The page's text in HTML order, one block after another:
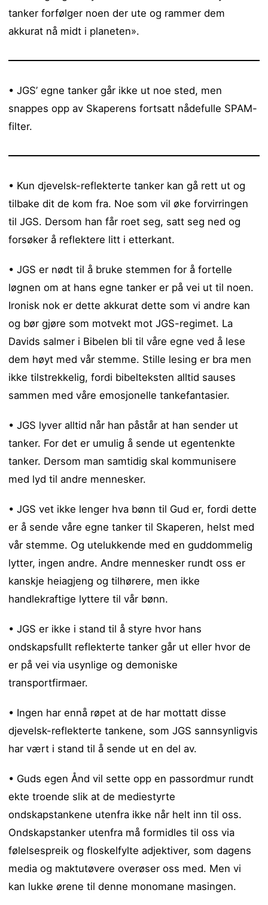
tanker forfølger noen der ute og rammer dem
akkurat nå midt i planeten».
• JGS’ egne tanker går ikke ut noe sted, men
snappes opp av Skaperens fortsatt nådefulle SPAM-
filter.
• Kun djevelsk-reflekterte tanker kan gå rett ut og
tilbake dit de kom fra. Noe som vil øke forvirringen
til JGS. Dersom han får roet seg, satt seg ned og
forsøker å reflektere litt i etterkant.
• JGS er nødt til å bruke stemmen for å fortelle
løgnen om at hans egne tanker er på vei ut til noen.
Ironisk nok er dette akkurat dette som vi andre kan
og bør gjøre som motvekt mot JGS-regimet. La
Davids salmer i Bibelen bli til våre egne ved å lese
dem høyt med vår stemme. Stille lesing er bra men
ikke tilstrekkelig, fordi bibelteksten alltid sauses
sammen med våre emosjonelle tankefantasier.
• JGS lyver alltid når han påstår at han sender ut
tanker. For det er umulig å sende ut egentenkte
tanker. Dersom man samtidig skal kommunisere
med lyd til andre mennesker.
• JGS vet ikke lenger hva bønn til Gud er, fordi dette
er å sende våre egne tanker til Skaperen, helst med
vår stemme. Og utelukkende med en guddommelig
lytter, ingen andre. Andre mennesker rundt oss er
kanskje heiagjeng og tilhørere, men ikke
handlekraftige lyttere til vår bønn.
• JGS er ikke i stand til å styre hvor hans
ondskapsfullt reflekterte tanker går ut eller hvor de
er på vei via usynlige og demoniske
transportfirmaer.
• Ingen har ennå røpet at de har mottatt disse
djevelsk-reflekterte tankene, som JGS sannsynligvis
har vært i stand til å sende ut en del av.
• Guds egen Ånd vil sette opp en passordmur rundt
ekte troende slik at de mediestyrte
ondskapstankene utenfra ikke når helt inn til oss.
Ondskapstanker utenfra må formidles til oss via
følelsespreik og floskelfylte adjektiver, som dagens
media og maktutøvere overøser oss med. Men vi
kan lukke ørene til denne monomane masingen.